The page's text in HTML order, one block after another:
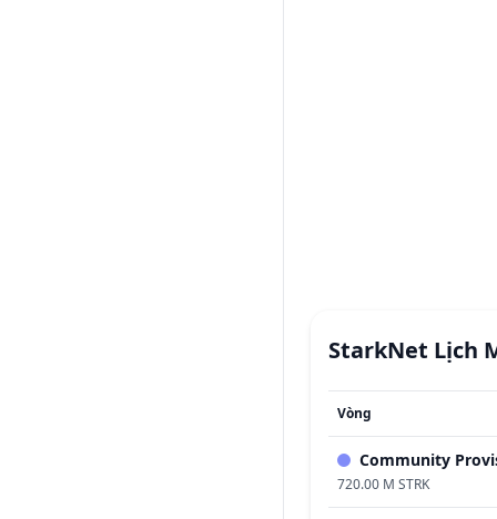
StarkNet Lịch
Vòng
Community
720.00 M STRK